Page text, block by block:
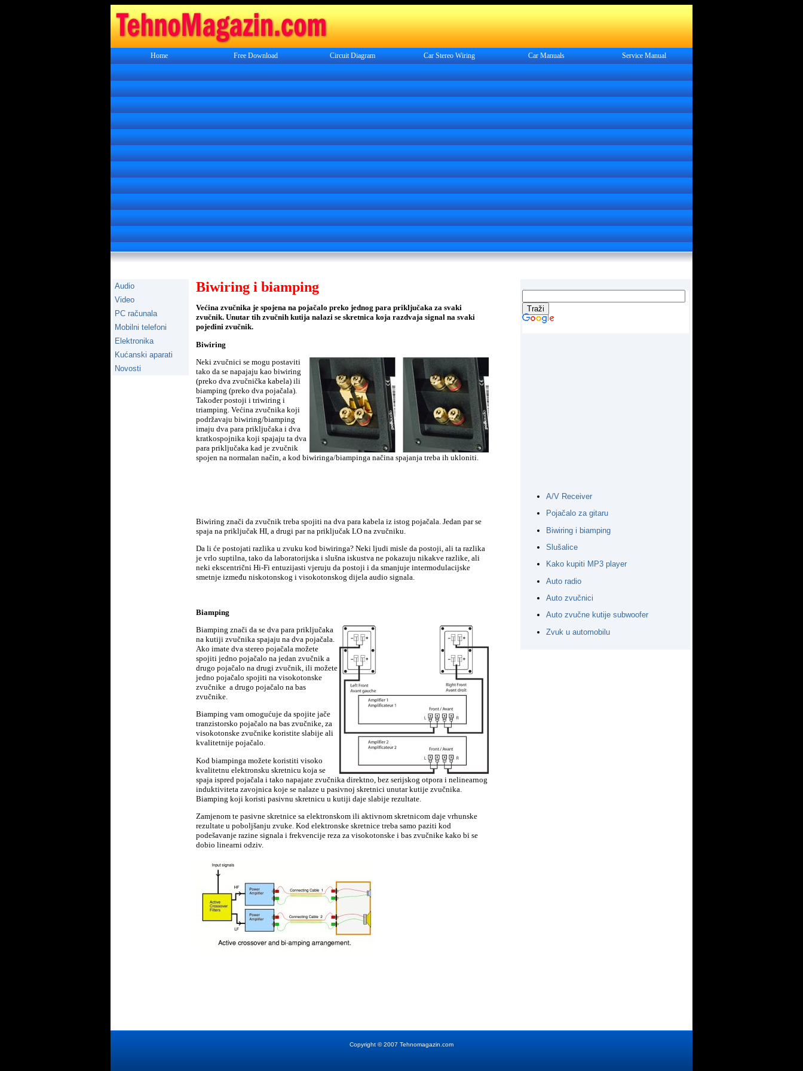
Home Free Download Circuit Diagram Car Stereo Wiring Car Manuals ServiceManual
Audio
Video
PC računala
Mobilni telefoni
Elektronika
Kućanski aparati
Novosti
Biwiring i biamping
Većina zvučnika je spojena na pojačalo preko jednog para priključaka za svaki
zvučnik. Unutar tih zvučnih kutija nalazi se skretnica koja razdvaja signal na svaki
pojedini zvučnik.
Biwiring
Neki zvučnici se mogu postaviti
tako da se napajaju kao biwiring
(preko dva zvučnička kabela) ili
biamping (preko dva pojačala).
Također postoji i triwiring i
triamping. Većina zvučnika koji
podržavaju biwiring/biamping
imaju dva para priključaka i dva
kratkospojnika koji spajaju ta dva
para priključaka kad je zvučnik
spojen na normalan način, a kod biwiringa/biampinga načina spajanja treba ih ukloniti.
Biwiring znači da zvučnik treba spojiti na dva para kabela iz istog pojačala. Jedan par se
spaja na priključak HI, a drugi par na priključak LO na zvučniku.
Da li će postojati razlika u zvuku kod biwiringa? Neki ljudi misle da postoji, ali ta razlika
je vrlo suptilna, tako da laboratorijska i slušna iskustva ne pokazuju nikakve razlike, ali
neki ekscentrični Hi-Fi entuzijasti vjeruju da postoji i da smanjuje intermodulacijske
smetnje između niskotonskog i visokotonskog dijela audio signala.
Biamping
Biamping znači da se dva para priključaka
na kutiji zvučnika spajaju na dva pojačala.
Ako imate dva stereo pojačala možete
spojiti jedno pojačalo na jedan zvučnik a
drugo pojačalo na drugi zvučnik, ili možete
jedno pojačalo spojiti na visokotonske
zvučnike a drugo pojačalo na bas
zvučnike.
Biamping vam omogućuje da spojite jače
tranzistorsko pojačalo na bas zvučnike, za
visokotonske zvučnike koristite slabije ali
kvalitetnije pojačalo.
Kod biampinga možete koristiti visoko
kvalitetnu elektronsku skretnicu koja se
spaja ispred pojačala i tako napajate zvučnika direktno, bez serijskog otpora i nelinearnog
induktiviteta zavojnica koje se nalaze u pasivnoj skretnici unutar kutije zvučnika.
Biamping koji koristi pasivnu skretnicu u kutiji daje slabije rezultate.
Zamjenom te pasivne skretnice sa elektronskom ili aktivnom skretnicom daje vrhunske
rezultate u poboljšanju zvuke. Kod elektronske skretnice treba samo paziti kod
podešavanje razine signala i frekvencije reza za visokotonske i bas zvučnike kako bi se
dobio linearni odziv.
A/V Receiver
Pojačalo za gitaru
Biwiring i biamping
Slušalice
Kako kupiti MP3 player
Auto radio
Auto zvučnici
Auto zvučne kutije subwoofer
Zvuk u automobilu
Copyright ©2007 Tehnomagazin.com